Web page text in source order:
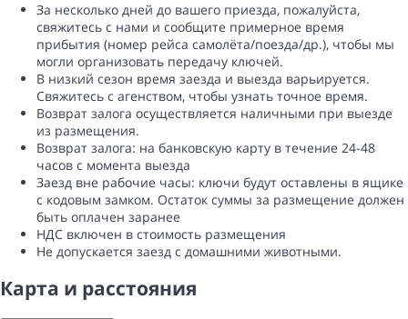
За несколько дней до вашего приезда, пожалуйста,
свяжитесь с нами и сообщите примерное время
прибытия (номер рейса самолёта/поезда/др.), чтобы мы
могли организовать передачу ключей.
В низкий сезон время заезда и выезда варьируется.
Свяжитесь с агенством, чтобы узнать точное время.
Возврат залога осуществляется наличными при выезде
из размещения.
Возврат залога: ​​на банковскую карту в течение 24-48
часов с момента выезда
Заезд вне рабочие часы: ключи будут оставлены в ящике
с кодовым замком. Остаток суммы за размещение должен
быть оплачен заранее
НДС включен в стоимость размещения
Не допускается заезд с домашними животными.
Карта и pасстояния